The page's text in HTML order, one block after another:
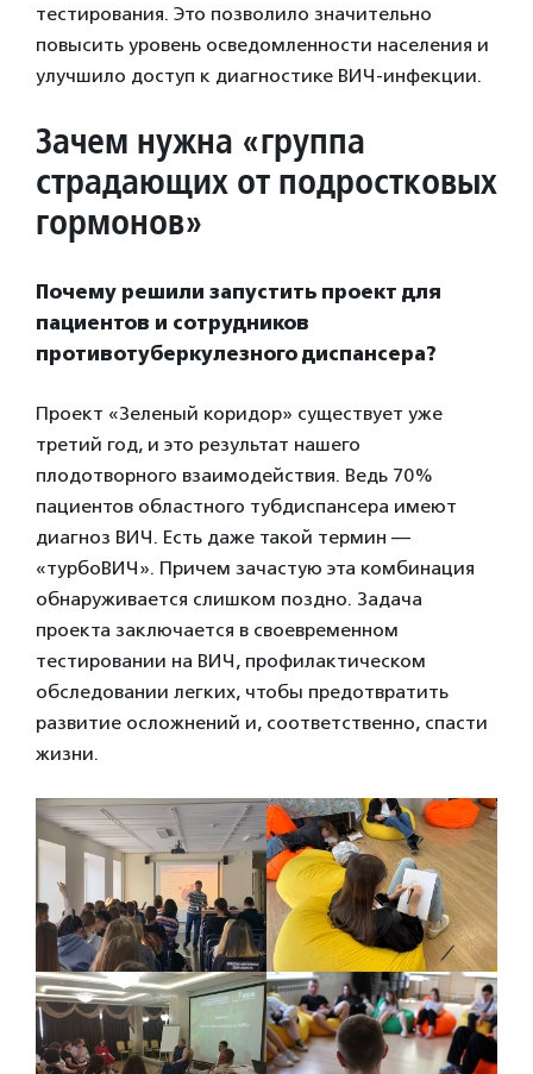
тестирования. Это позволило значительно
повысить уровень осведомленности населения и
улучшило доступ к диагностике ВИЧ-инфекции.
Зачем нужна «группа
страдающих от подростковых
гормонов»
Почему решили запустить проект для
пациентов и сотрудников
противотуберкулезного диспансера?
Проект «Зеленый коридор» существует уже
третий год, и это результат нашего
плодотворного взаимодействия. Ведь 70%
пациентов областного тубдиспансера имеют
диагноз ВИЧ. Есть даже такой термин —
«турбоВИЧ». Причем зачастую эта комбинация
обнаруживается слишком поздно. Задача
проекта заключается в своевременном
тестировании на ВИЧ, профилактическом
обследовании легких, чтобы предотвратить
развитие осложнений и, соответственно, спасти
жизни.